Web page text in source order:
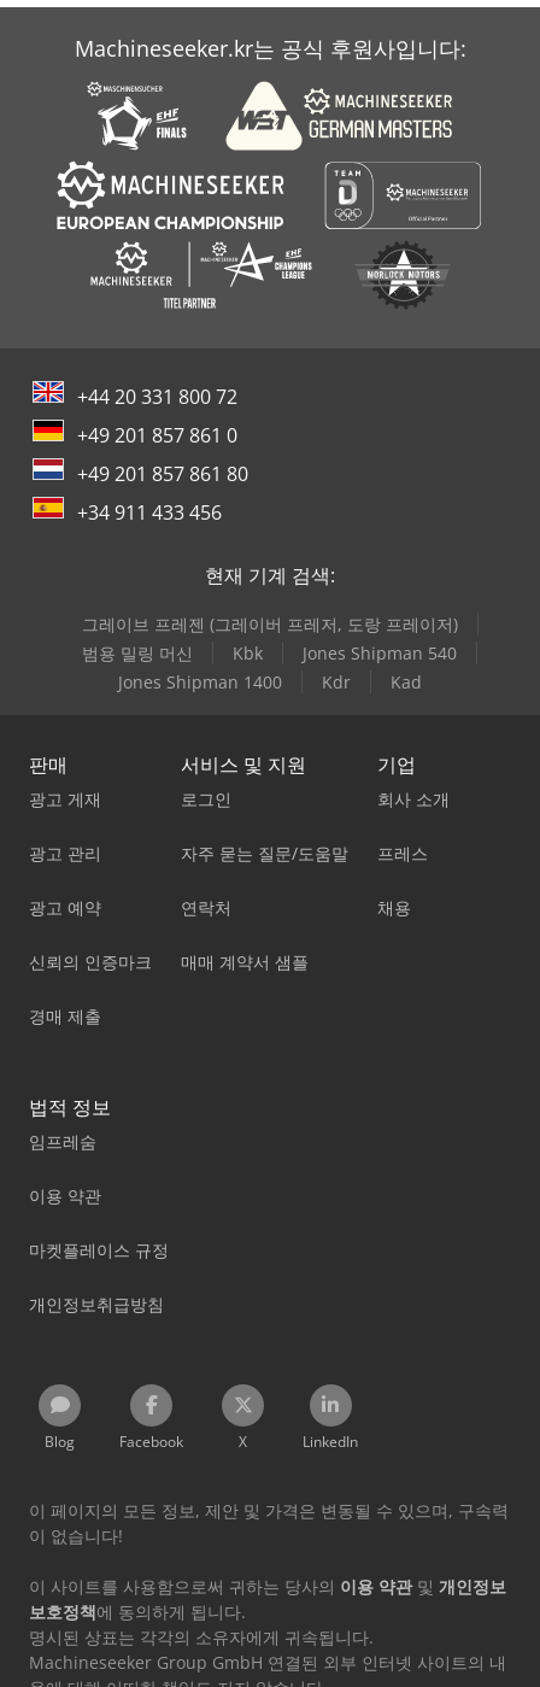
Machineseeker.kr는 공식 후원사입니다:
+44 20 331 800 72
+49 201 857 861 0
+49 201 857 861 80
+34 911 433 456
현재 기계 검색:
그레이브 프레젠 (그레이버 프레저, 도랑 프레이저)
범용 밀링 머신
Kbk
Jones Shipman 540
Jones Shipman 1400
Kdr Kad
판매
광고 게재
광고 관리
광고 예약
신뢰의 인증마크
경매 제출
서비스 및 지원
로그인
자주 묻는 질문/도움말
연락처
매매 계약서 샘플
기업
회사 소개
프레스
채용
법적 정보
임프레숨
이용 약관
마켓플레이스 규정
개인정보취급방침
Blog Facebook X LinkedIn
이 페이지의 모든 정보, 제안 및 가격은 변동될 수 있으며, 구속력
이 없습니다!
이 사이트를 사용함으로써 귀하는 당사의 이용 약관및 개인정보
보호정책에 동의하게 됩니다.
명시된 상표는 각각의 소유자에게 귀속됩니다.
Machineseeker Group GmbH 연결된 외부 인터넷 사이트의 내